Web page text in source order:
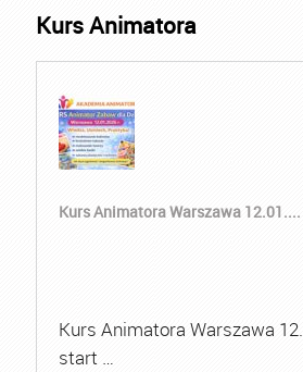
Kurs Animatora
Kurs Animatora Warszawa 12.01....
Kurs Animatora Warszawa
start …